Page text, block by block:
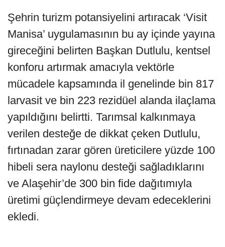
Şehrin turizm potansiyelini artıracak ‘Visit
Manisa’ uygulamasının bu ay içinde yayına
gireceğini belirten Başkan Dutlulu, kentsel
konforu artırmak amacıyla vektörle
mücadele kapsamında il genelinde bin 817
larvasit ve bin 223 rezidüel alanda ilaçlama
yapıldığını belirtti. Tarımsal kalkınmaya
verilen desteğe de dikkat çeken Dutlulu,
fırtınadan zarar gören üreticilere yüzde 100
hibeli sera naylonu desteği sağladıklarını
ve Alaşehir’de 300 bin fide dağıtımıyla
üretimi güçlendirmeye devam edeceklerini
ekledi.